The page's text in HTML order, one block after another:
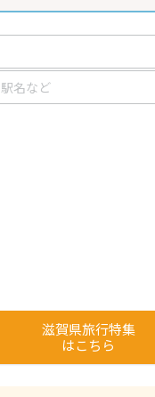
滋賀県旅行特集
はこちら